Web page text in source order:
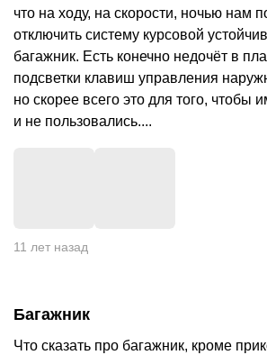
что на ходу, на скорости, ночью нам
отключить систему курсовой
багажник. Есть конечно недочёт в
подсветки клавиш управления
но скорее всего это для того, чтобы
и не пользовались....
11 лет назад
Багажник
Что сказать про багажник, кроме